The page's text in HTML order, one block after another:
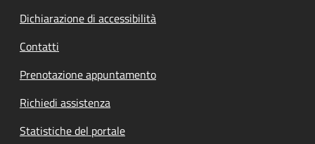
Dichiarazione di accessibilità
Contatti
Prenotazione appuntamento
Richiedi assistenza
Statistiche del portale